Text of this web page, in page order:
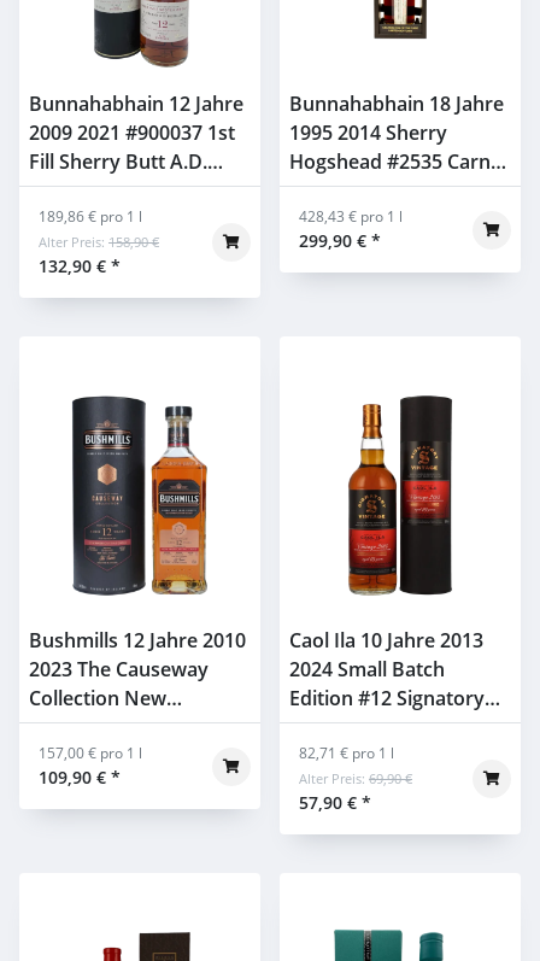
Bunnahabhain 12 Jahre
2009 2021 #900037 1st
Fill Sherry Butt A.D.
Rattray 66,7% 0,7l
132,90 € *
189,86 € pro 1 l
Alter Preis: 158,90 €
Bunnahabhain 18 Jahre
1995 2014 Sherry
Hogshead #2535 Carn
Mor Celebration of the
Cask 47,1% 0,7l
299,90 € *
428,43 € pro 1 l
Bushmills 12 Jahre 2010
2023 The Causeway
Collection New
American Oak Casks
46% 0,7l
109,90 € *
157,00 € pro 1 l
Caol Ila 10 Jahre 2013
2024 Small Batch
Edition #12 Signatory
48,2% 0,7l
57,90 € *
82,71 € pro 1 l
Alter Preis: 69,90 €